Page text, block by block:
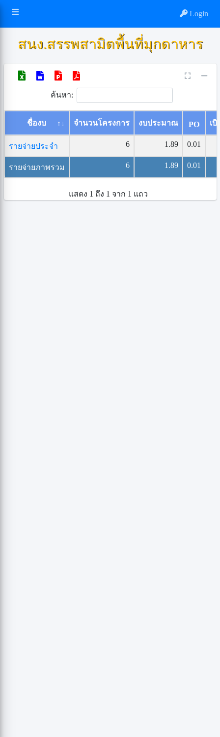
Login
สนง.สรรพสามิตพื้นที่มุกดาหาร
ค้นหา:
ชื่องบ จำนวนโครงการ งบประมาณ PO เบิ
รายจ่ายประจำ 6 1.89 0.01
รายจ่ายภาพรวม 6 1.89 0.01
แสดง 1 ถึง 1 จาก 1 แถว